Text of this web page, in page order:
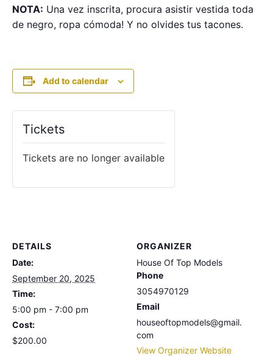
NOTA: Una vez inscrita, procura asistir vestida toda
de negro, ropa cómoda! Y no olvides tus tacones.
Add to calendar
DETAILS
Date:
September 20, 2025
Time:
5:00 pm - 7:00 pm
Cost:
$200.00
ORGANIZER
House Of Top Models
Phone
3054970129
Email
houseoftopmodels@gmail.
com
View Organizer Website
Tickets
Tickets are no longer available